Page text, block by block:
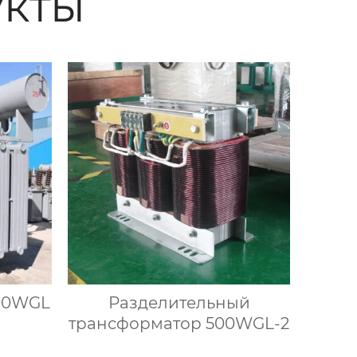
Разделительный
трансформатор 500WGL-2